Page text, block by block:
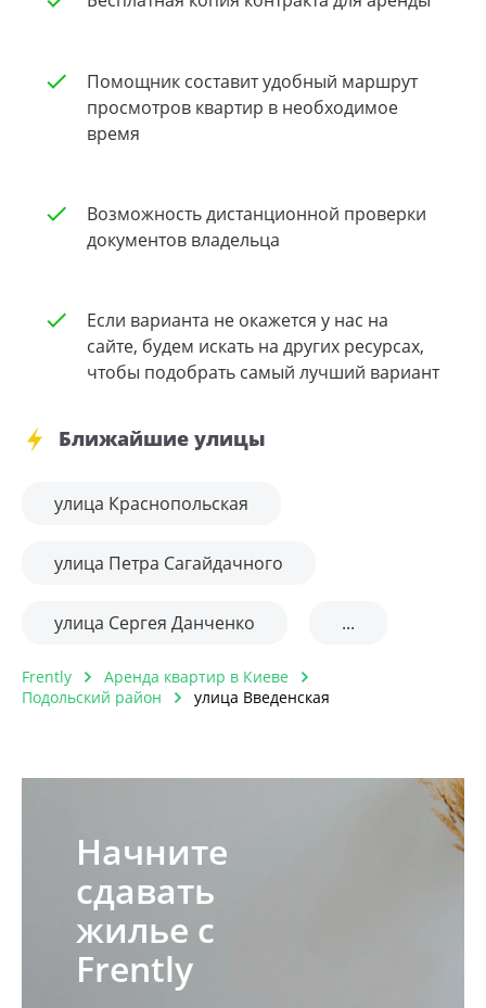
Помощник составит удобный маршрут
просмотров квартир в необходимое
время
Возможность дистанционной проверки
документов владельца
Если варианта не окажется у нас на
сайте, будем искать на других ресурсах,
чтобы подобрать самый лучший вариант
Ближайшие улицы
улица Краснопольская
улица Петра Сагайдачного
улица Сергея Данченко ...
Frently
Аренда квартир в Киеве
Подольский район
улица Введенская
Начните
сдавать
жилье с
Frently